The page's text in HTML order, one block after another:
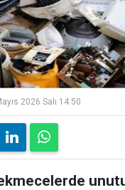
2026 Salı 14:50